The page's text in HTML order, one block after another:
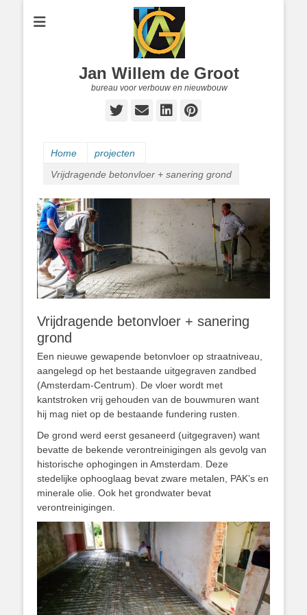
Jan Willem de Groot
bureau voor verbouw en nieuwbouw
Twitter
E-
LinkedIn
Pinterest
Home
projecten
Vrijdragende betonvloer + sanering grond
Vrijdragende betonvloer + sanering
grond
Een nieuwe gewapende betonvloer op straatniveau,
aangelegd op het bestaande uitgegraven zandbed
(Amsterdam-Centrum). De vloer wordt met
kantstroken vrij gehouden van de bouwmuren want
hij mag niet op de bestaande fundering rusten.
De grond werd eerst gesaneerd (uitgegraven) want
bevatte de bekende verontreinigingen als gevolg van
historische ophogingen in Amsterdam. Deze
stedelijke ophooglaag bevat zware metalen, PAK’s en
minerale olie. Ook het grondwater bevat
verontreinigingen.